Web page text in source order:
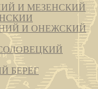
И МЕЗЕНСКИЙ
И ОНЕЖСКИЙ
БЕРЕГ